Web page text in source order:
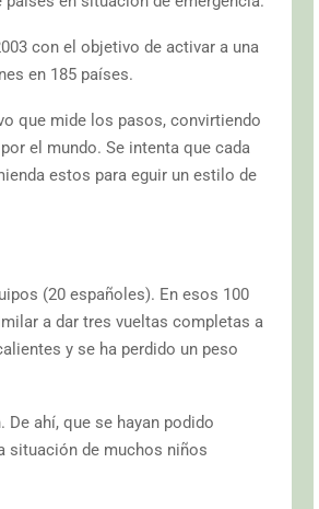
con el objetivo de activar a una
en 185 países.
que mide los pasos, convirtiendo
el mundo. Se intenta que cada
estos para eguir un estilo de
(20 españoles). En esos 100
a dar tres vueltas completas a
y se ha perdido un peso
ahí, que se hayan podido
situación de muchos niños